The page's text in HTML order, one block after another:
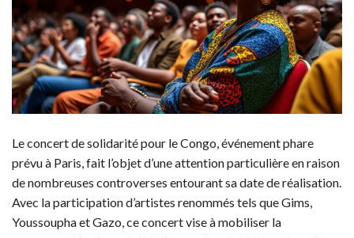
Le concert de solidarité pour le Congo, événement phare
prévu à Paris, fait l’objet d’une attention particulière en raison
de nombreuses controverses entourant sa date de réalisation.
Avec la participation d’artistes renommés tels que Gims,
Youssoupha et Gazo, ce concert vise à mobiliser la